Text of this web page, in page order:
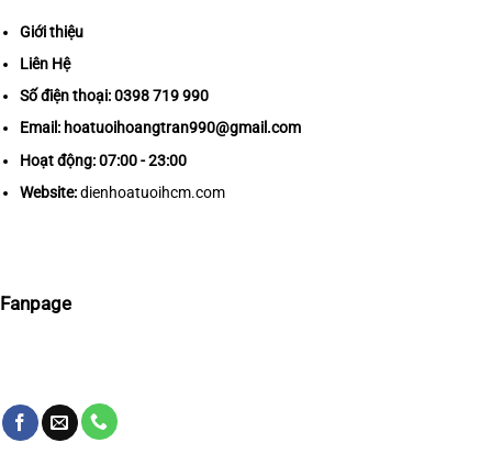
Giới thiệu
Liên Hệ
Số điện thoại:0398 719 990
Email: hoatuoihoangtran990@gmail.com
Hoạt động: 07:00 - 23:00
Website: dienhoatuoihcm.com
Fanpage